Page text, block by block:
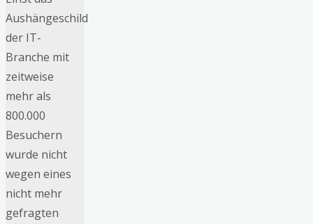
Aushängeschild
der IT-
Branche mit
zeitweise
mehr als
800.000
Besuchern
wurde nicht
wegen eines
nicht mehr
gefragten